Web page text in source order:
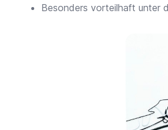
Besonders vorteilhaft unter